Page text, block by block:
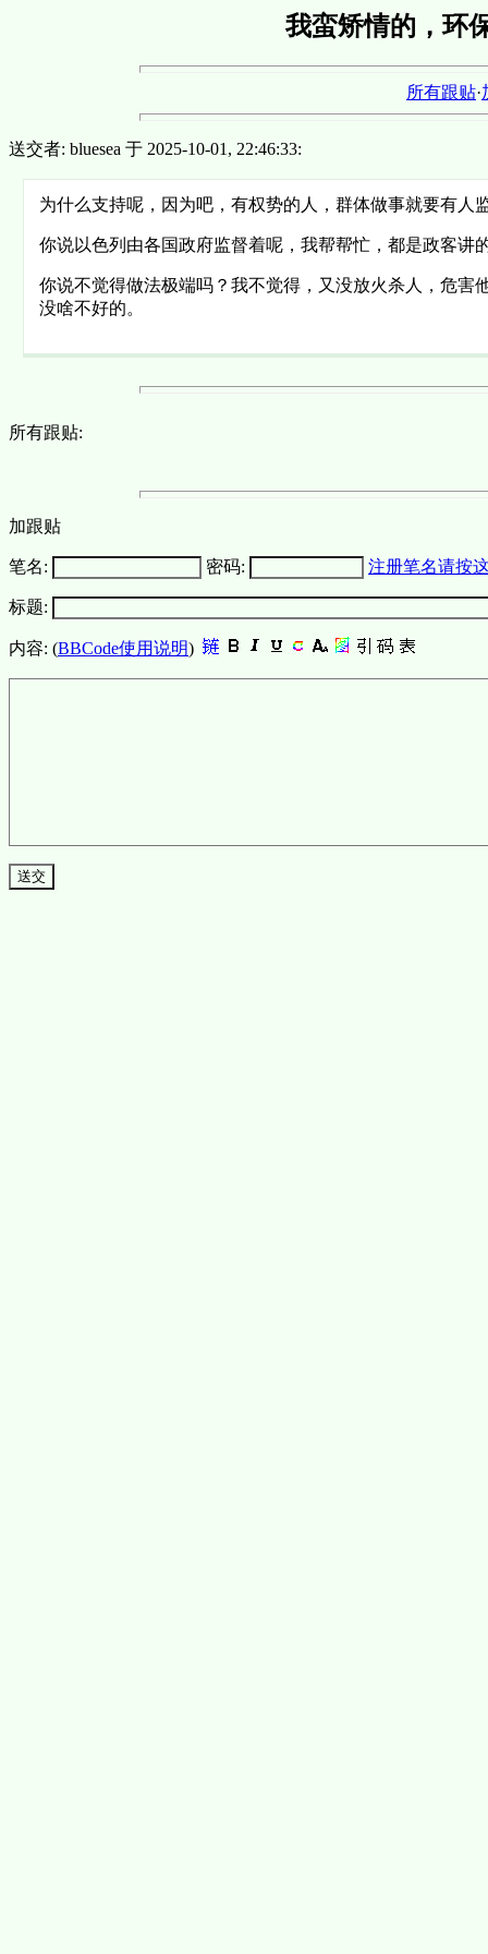
我蛮矫情的，环
所有跟贴·
送交者: bluesea 于 2025-10-01, 22:46:33:
为什么支持呢，因为吧，有权势的人，群体做事就要有人
你说以色列由各国政府监督着呢，我帮帮忙，都是政客讲
你说不觉得做法极端吗？我不觉得，又没放火杀人，危
没啥不好的。
所有跟贴:
加跟贴
笔名: 密码: 注册笔名请按
标题:
内容: (BBCode使用说明)